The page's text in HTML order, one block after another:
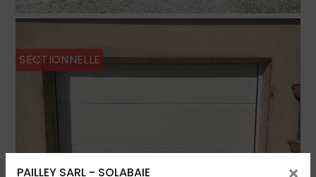
PAILLEY SARL - SOLABAIE ×
SECTIONNELLE